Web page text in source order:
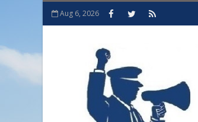
Aug 6, 2026